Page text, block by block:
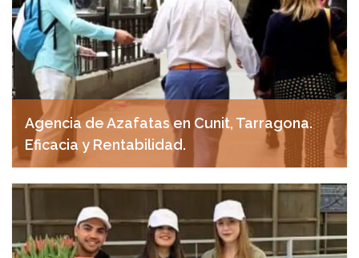
Agencia de Azafatas en Cunit, Tarragona.
Eficacia y Rentabilidad.
abril 24, 2025